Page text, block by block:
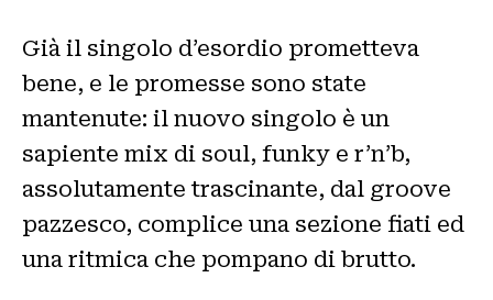
Già il singolo d’esordio prometteva
bene, e le promesse sono state
mantenute: il nuovo singolo è un
sapiente mix di soul, funky e r’n’b,
assolutamente trascinante, dal groove
pazzesco, complice una sezione fiati ed
una ritmica che pompano di brutto.